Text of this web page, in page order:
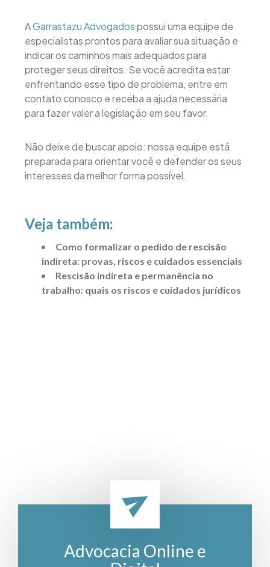
AGarrastazu Advogadospossui uma equipe de
especialistas prontos para avaliar sua situação e
indicar os caminhos mais adequados para
proteger seus direitos. Se você acredita estar
enfrentando esse tipo de problema, entre em
contato conosco e receba a ajuda necessária
para fazer valer a legislação em seu favor.
Não deixe de buscar apoio: nossa equipe está
preparada para orientar você e defender os seus
interesses da melhor forma possível.
Veja também:
Como formalizar o pedido de rescisão
indireta: provas, riscos e cuidados essenciais
Rescisão indireta e permanência no
trabalho: quais os riscos e cuidados jurídicos
Advocacia Online e